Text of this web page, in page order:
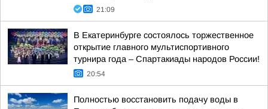
21:09
В Екатеринбурге состоялось торжественное
открытие главного мультиспортивного
турнира года – Спартакиады народов России!
20:54
Полностью восстановить подачу воды в